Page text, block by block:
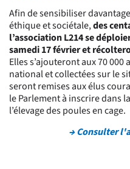
Afin de sensibiliser
éthique et sociétale,des
l’association L214 se
samedi 17 février et
Elles s’ajouteront aux 70
national et collectées sur le
seront remises aux élus
le Parlement à inscrire dans
l’élevage des poules en cage.
→ Consulter